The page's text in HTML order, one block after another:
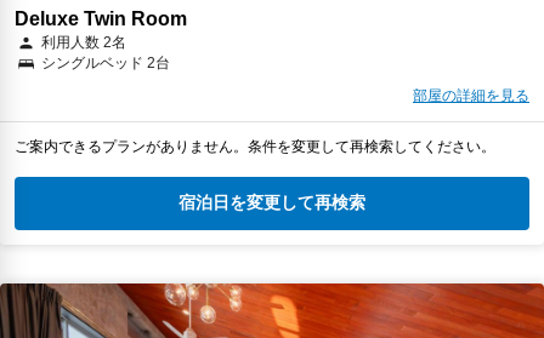
Deluxe Twin Room
利用人数 2名
シングルベッド 2台
部屋の詳細を見る
ご案内できるプランがありません。条件を変更して再検索してください。
宿泊日を変更して再検索